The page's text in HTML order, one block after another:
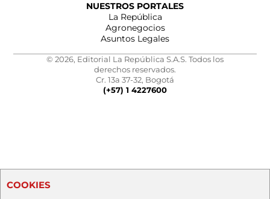
NUESTROS PORTALES
La República
Agronegocios
Asuntos Legales
© 2026, Editorial La República S.A.S. Todos los
derechos reservados.
Cr. 13a 37-32, Bogotá
(+57) 1 4227600
COOKIES